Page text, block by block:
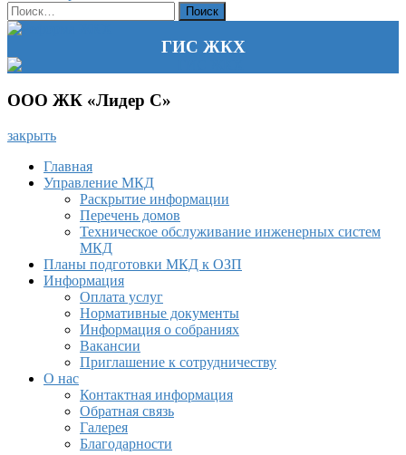
Найти:
ГИС ЖКХ
ООО ЖК «Лидер С»
закрыть
Главная
Управление МКД
Раскрытие информации
Перечень домов
Техническое обслуживание инженерных систем
МКД
Планы подготовки МКД к ОЗП
Информация
Оплата услуг
Нормативные документы
Информация о собраниях
Вакансии
Приглашение к сотрудничеству
О нас
Контактная информация
Обратная связь
Галерея
Благодарности